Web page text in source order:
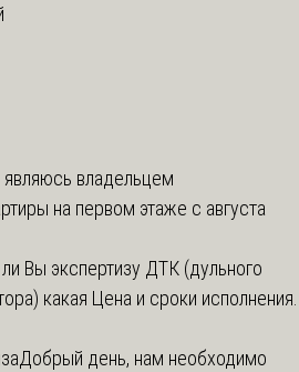
являюсь владельцем
на первом этаже с августа
Вы экспертизу ДТК (дульного
какая Цена и сроки исполнения.
Добрый день, нам необходимо